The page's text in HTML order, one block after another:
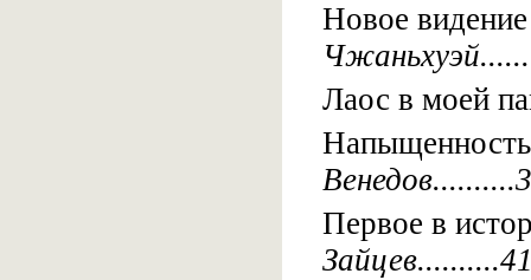
Новое
Лаос в моей
Первое в